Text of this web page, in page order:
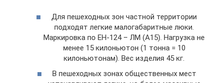
Для пешеходных зон частной территории
подходят легкие малогабаритные люки.
Маркировка по ЕН-124 – ЛМ (А15). Нагрузка не
менее 15 килоньютон (1 тонна = 10
килоньютонам). Вес изделия 45 кг.
В пешеходных зонах общественных мест